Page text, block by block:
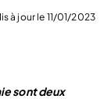
à jour le 11/01/2023
sont deux